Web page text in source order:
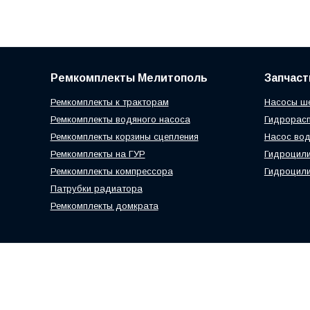
Ремкомплекты Мелитополь
Ремкомплекты к тракторам
Ремкомплекты водяного насоса
Ремкомплекты корзины сцепления
Ремкомплекты на ГУР
Ремкомплекты компрессора
Патрубки радиатора
Ремкомплекты домкрата
Насосы
Насос